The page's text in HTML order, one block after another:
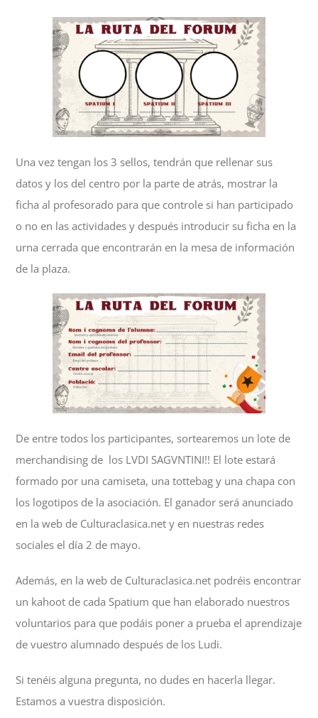
Una vez tengan los 3 sellos, tendrán que rellenar sus
datos y los del centro por la parte de atrás, mostrar la
ficha al profesorado para que controle si han participado
o no en las actividades y después introducir su ficha en la
urna cerrada que encontrarán en la mesa de información
de la plaza.
De entre todos los participantes, sortearemos un lote de
merchandising de los LVDI SAGVNTINI!! El lote estará
formado por una camiseta, una tottebag y una chapa con
los logotipos de la asociación. El ganador será anunciado
en la web de Culturaclasica.net y en nuestras redes
sociales el día 2 de mayo.
Además, en la web de Culturaclasica.net podréis encontrar
un kahoot de cada Spatium que han elaborado nuestros
voluntarios para que podáis poner a prueba el aprendizaje
de vuestro alumnado después de los Ludi.
Si tenéis alguna pregunta, no dudes en hacerla llegar.
Estamos a vuestra disposición.